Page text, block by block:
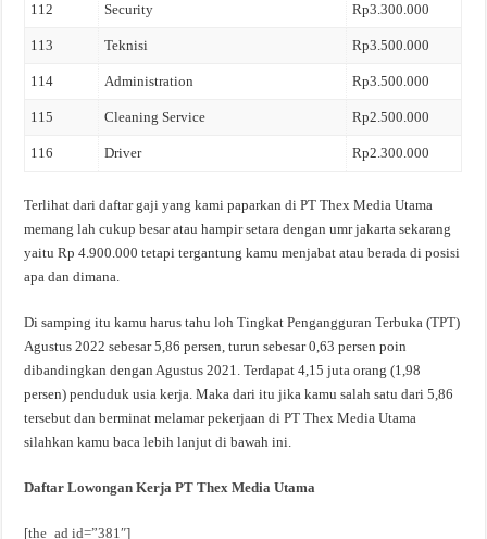
112 Security Rp3.300.000
113 Teknisi Rp3.500.000
114 Administration Rp3.500.000
115 Cleaning Service Rp2.500.000
116 Driver Rp2.300.000
Terlihat dari daftar gaji yang kami paparkan di PT Thex Media Utama
memang lah cukup besar atau hampir setara dengan umr jakarta sekarang
yaitu Rp 4.900.000 tetapi tergantung kamu menjabat atau berada di posisi
apa dan dimana.
Di samping itu kamu harus tahu loh Tingkat Pengangguran Terbuka (TPT)
Agustus 2022 sebesar 5,86 persen, turun sebesar 0,63 persen poin
dibandingkan dengan Agustus 2021. Terdapat 4,15 juta orang (1,98
persen) penduduk usia kerja. Maka dari itu jika kamu salah satu dari 5,86
tersebut dan berminat melamar pekerjaan di PT Thex Media Utama
silahkan kamu baca lebih lanjut di bawah ini.
Daftar Lowongan Kerja PT Thex Media Utama
[the_ad id=”381″]